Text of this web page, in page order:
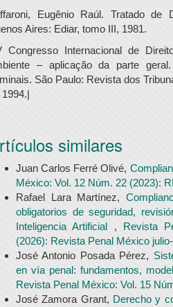
Eugênio Raúl. Tratado de
Aires: Ediar, tomo III, 1981.
Congresso Internacional de
– aplicação da parte
São Paulo: Revista dos
similares
Juan Carlos Ferré Olivé,
México: Vol. 12 Núm. 22 (2023):
Rafael Lara Martínez,
obligatorios de seguridad,
Inteligencia Artificial , Revista
(2026): Revista Penal México
José Antonio Posada Pérez,
en vía penal: fundamentos,
Revista Penal México: Vol. 15
José Zamora Grant, Derecho y